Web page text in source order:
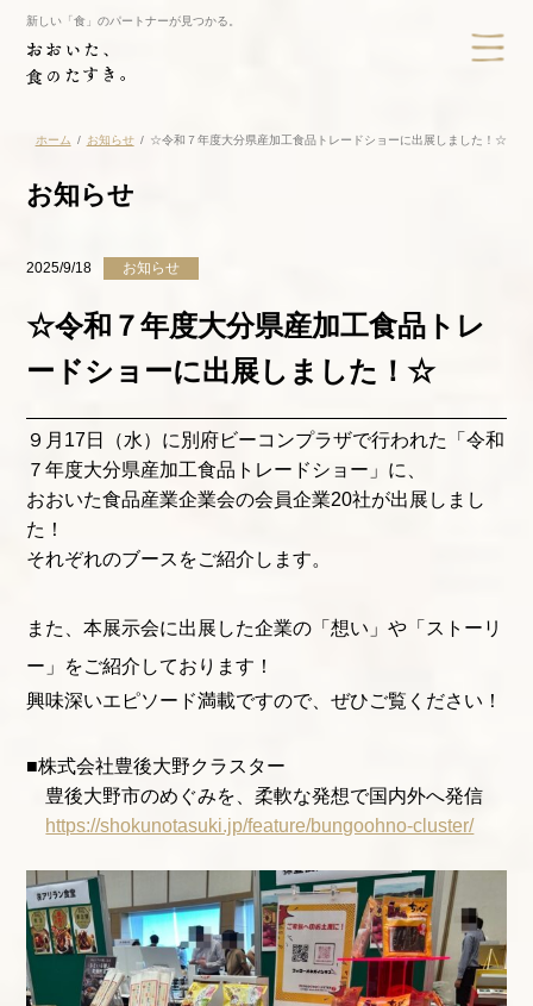
新しい「食」のパートナーが見つかる。
ホーム お知らせ ☆令和７年度大分県産加工食品トレードショーに出展しました！☆
お知らせ
2025/9/18 お知らせ
☆令和７年度大分県産加工食品トレ
ードショーに出展しました！☆
９月17日（水）に別府ビーコンプラザで行われた「令和
７年度大分県産加工食品トレードショー」に、
おおいた食品産業企業会の会員企業20社が出展しまし
た！
それぞれのブースをご紹介します。
また、本展示会に出展した企業の「想い」や「ストーリ
ー」をご紹介しております！
興味深いエピソード満載ですので、ぜひご覧ください！
■株式会社豊後大野クラスター
豊後大野市のめぐみを、柔軟な発想で国内外へ発信
https://shokunotasuki.jp/feature/bungoohno-cluster/